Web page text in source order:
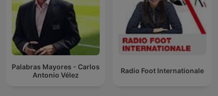
Palabras Mayores - Carlos
Antonio Vélez
Radio Foot Internationale